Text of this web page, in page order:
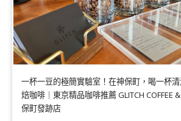
一杯一豆的極簡實驗室！在神保町，喝一杯
焙咖啡｜東京精品咖啡推薦 GLITCH COFFEE
保町發跡店